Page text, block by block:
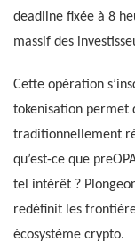
deadline fixée à 8
massif des
Cette opération
tokenisation permet
traditionnellement
qu’est-ce que
tel intérêt ?
redéfinit les
écosystème crypto.